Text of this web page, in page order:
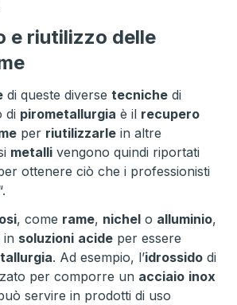
e riutilizzo delle
di queste diverse tecniche di
di pirometallurgia è il recupero
per riutilizzarle in altre
metalli vengono quindi riportati
ottenere ciò che i professionisti
, come rame, nichel o alluminio,
in soluzioni acide per essere
. Ad esempio, l’idrossido di
per comporre un acciaio inox
servire in prodotti di uso